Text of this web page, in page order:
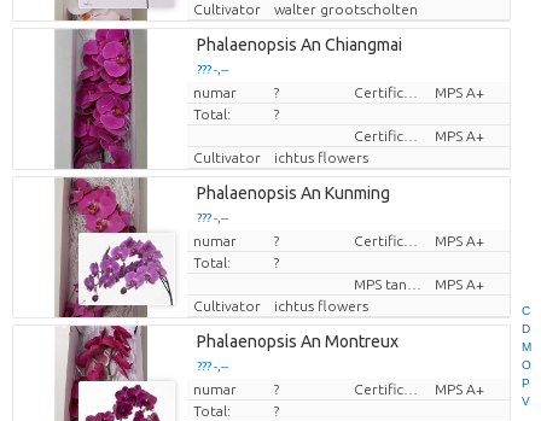
C
D
M
O
P
V
Cultivator
walter grootscholten
Phalaenopsis An Chiangmai
??? -,--
Pret per bucata
numar ?
MPS A+
Total:
?
MPS A+
Cultivator
ichtus flowers
Phalaenopsis An Kunming
??? -,--
Pret per bucata
numar ?
MPS A+
Total:
?
MPS A+
Cultivator
ichtus flowers
Phalaenopsis An Montreux
??? -,--
Pret per bucata
numar ?
MPS A+
Total:
?